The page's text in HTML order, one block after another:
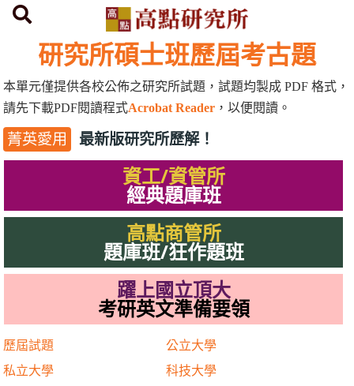
首頁 研究所歷屆考古題
研究所碩士班歷屆考古題
本單元僅提供各校公佈之研究所試題，試題均製成 PDF 格式，
請先下載PDF閱讀程式Acrobat Reader ，以便閱讀。
菁英愛用 最新版研究所歷解！
資工/資管所
經典題庫班
高點商管所
題庫班/狂作題班
躍上國立頂大
考研英文準備要領
歷屆試題
公立大學
私立大學
科技大學